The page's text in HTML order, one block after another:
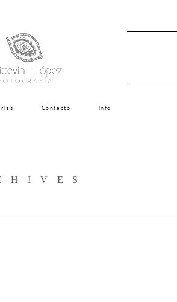
Contacto Info